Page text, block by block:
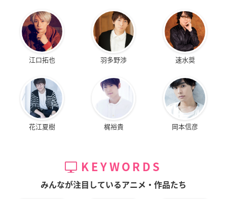
江口拓也 羽多野渉 速水奨
花江夏樹 梶裕貴 岡本信彦
KEYWORDS
みんなが注目しているアニメ・作品たち